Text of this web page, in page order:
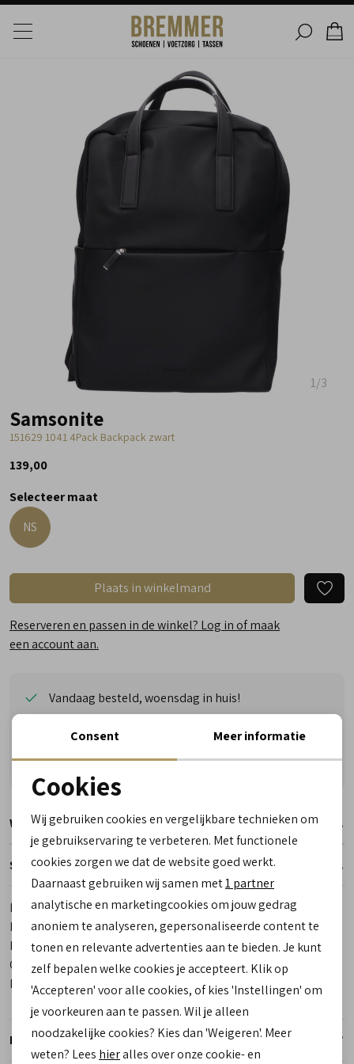
1/3
Samsonite
151629 1041 4Pack Backpack zwart
139,00
Selecteer maat
NS
Plaats in winkelmand
Reserveren en passen in de winkel? Log in of maak
een account aan.
Vandaag besteld, woensdag in huis!
Vragen? Wij helpen u graag! Whatsapp of bel ons
Gratis verzending vanaf €50,- (uitgezonderd sale)
Reserveer- en passervice in de winkel!
Winkelvoorraad
Specificaties
Merk
Samsonite
Leveranciercode
151629 1041 4Pack Backpack
Bestelcode
00030098-1
Categorie
Business
Kleur
Zwart
Retourneren
Noodzakelijke cookies
Analytische cookies
Marketing cookies
Consent Meer informatie
Cookies
Wij gebruiken cookies en vergelijkbare technieken om
je gebruikservaring te verbeteren. Met functionele
cookies zorgen we dat de website goed werkt.
Daarnaast gebruiken wij samen met1 partner
analytische en marketingcookies om jouw gedrag
anoniem te analyseren, gepersonaliseerde content te
tonen en relevante advertenties aan te bieden. Je kunt
zelf bepalen welke cookies je accepteert. Klik op
'Accepteren' voor alle cookies, of kies 'Instellingen' om
je voorkeuren aan te passen. Wil je alleen
noodzakelijke cookies? Kies dan 'Weigeren'. Meer
weten? Lees hieralles over onze cookie- en